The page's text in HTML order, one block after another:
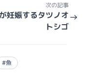
次の記事
妊娠するタツノオ
トシゴ
→
#魚